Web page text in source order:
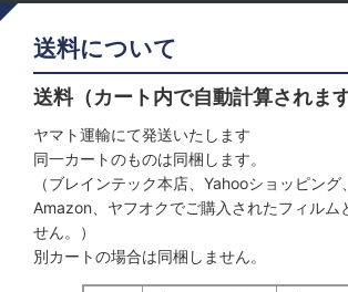
送料について
送料（カート内で自動計算されます
ヤマト運輸にて発送いたします
同一カートのものは同梱します。
（ブレインテック本店、Yahooショッピング
Amazon、ヤフオクでご購入されたフィルム
せん。）
別カートの場合は同梱しません。